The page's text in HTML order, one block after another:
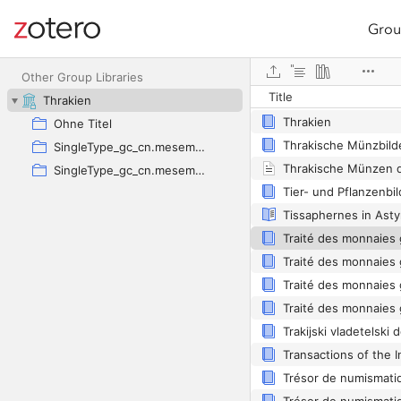
Site navigation
Other Group Libraries
Thrakien
Ohne Titel
SingleType_gc_cn.mesembria.1_ed.40
SingleType_gc_cn.mesembria.1_ed.40
TitleThrace 1980
Thrakien
Thrakische
Tissaphernes in